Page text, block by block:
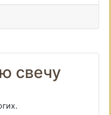
свечу